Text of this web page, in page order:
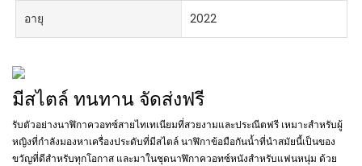
อายุ 2022
มีสไตล์ ทนทาน จัดส่งฟรี
รับตัวอย่างนาฬิกาควอทซ์สายไทเทเนียมที่สวยงามและประณีตฟรี เหมาะสำหรับผู้
หญิงที่กำลังมองหาเครื่องประดับที่มีสไตล์ นาฬิกาข้อมือกันน้ำที่นำสมัยนี้เป็นของ
ขวัญที่ดีสำหรับทุกโอกาส และมาในชุดนาฬิกาควอทซ์หนังสำหรับแฟนหนุ่ม ด้วย